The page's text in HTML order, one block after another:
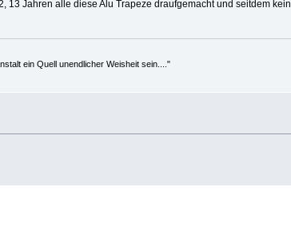
13 Jahren alle diese Alu Trapeze draufgemacht und seitdem
ein Quell unendlicher Weisheit sein...."